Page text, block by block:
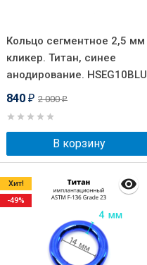
Кольцо сегментное 2,5 мм
кликер. Титан, синее
анодирование. HSEG10BLU
840 ₽ 2 000₽
В корзину
Хит!
-49%